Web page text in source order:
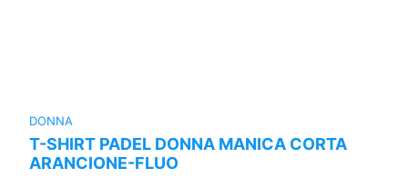
DONNA
T-SHIRT PADEL DONNA MANICA CORTA
ARANCIONE-FLUO